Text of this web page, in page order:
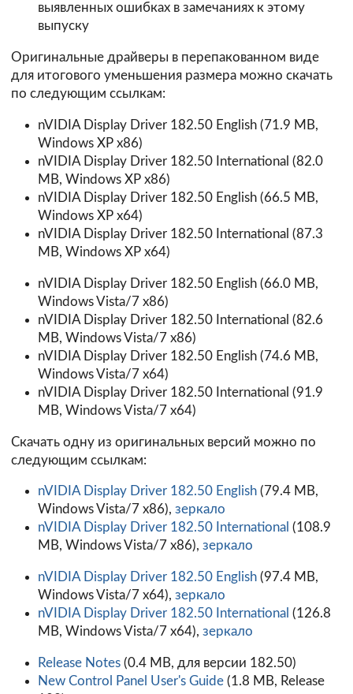
выявленных ошибках в замечаниях к этому
выпуску
Оригинальные драйверы в перепакованном виде
для итогового уменьшения размера можно скачать
по следующим ссылкам:
nVIDIA Display Driver 182.50 English (71.9 MB,
Windows XP x86)
nVIDIA Display Driver 182.50 International (82.0
MB, Windows XP x86)
nVIDIA Display Driver 182.50 English (66.5 MB,
Windows XP x64)
nVIDIA Display Driver 182.50 International (87.3
MB, Windows XP x64)
nVIDIA Display Driver 182.50 English (66.0 MB,
Windows Vista/7 x86)
nVIDIA Display Driver 182.50 International (82.6
MB, Windows Vista/7 x86)
nVIDIA Display Driver 182.50 English (74.6 MB,
Windows Vista/7 x64)
nVIDIA Display Driver 182.50 International (91.9
MB, Windows Vista/7 x64)
Скачать одну из оригинальных версий можно по
следующим ссылкам:
nVIDIA Display Driver 182.50 English(79.4 MB,
Windows Vista/7 x86), зеркало
nVIDIA Display Driver 182.50 International (108.9
MB, Windows Vista/7 x86), зеркало
nVIDIA Display Driver 182.50 English(97.4 MB,
Windows Vista/7 x64), зеркало
nVIDIA Display Driver 182.50 International (126.8
MB, Windows Vista/7 x64), зеркало
Release Notes(0.4 MB, для версии 182.50)
New Control Panel User's Guide(1.8 MB, Release